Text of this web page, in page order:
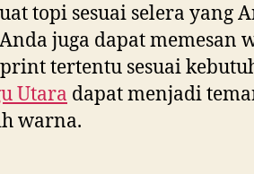
topi sesuai selera yang
juga dapat memesan
tertentu sesuai
Utara dapat menjadi
warna.